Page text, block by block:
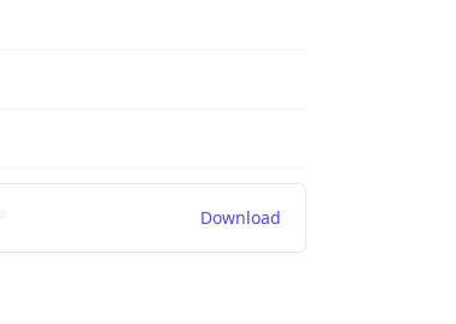
Download